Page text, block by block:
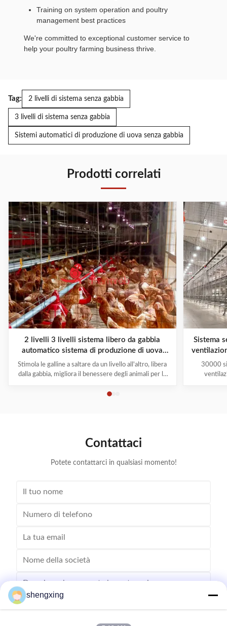
Training on system operation and poultry
management best practices
We're committed to exceptional customer service to
help your poultry farming business thrive.
Tag: 2 livelli di sistema senza gabbia
3 livelli di sistema senza gabbia
Sistemi automatici di produzione di uova senza gabbia
Prodotti correlati
2 livelli 3 livelli sistema libero da gabbia
automatico sistema di produzione di uova
libero da gabbia soluzioni di benessere degli
animali
Stimola le galline a saltare da un livello all'altro, libera
dalla gabbia, migliora il benessere degli animali per lo
aumentare il benessere degli animali e garantire
Sistema
30000
Contattaci
Potete contattarci in qualsiasi momento!
shengxing